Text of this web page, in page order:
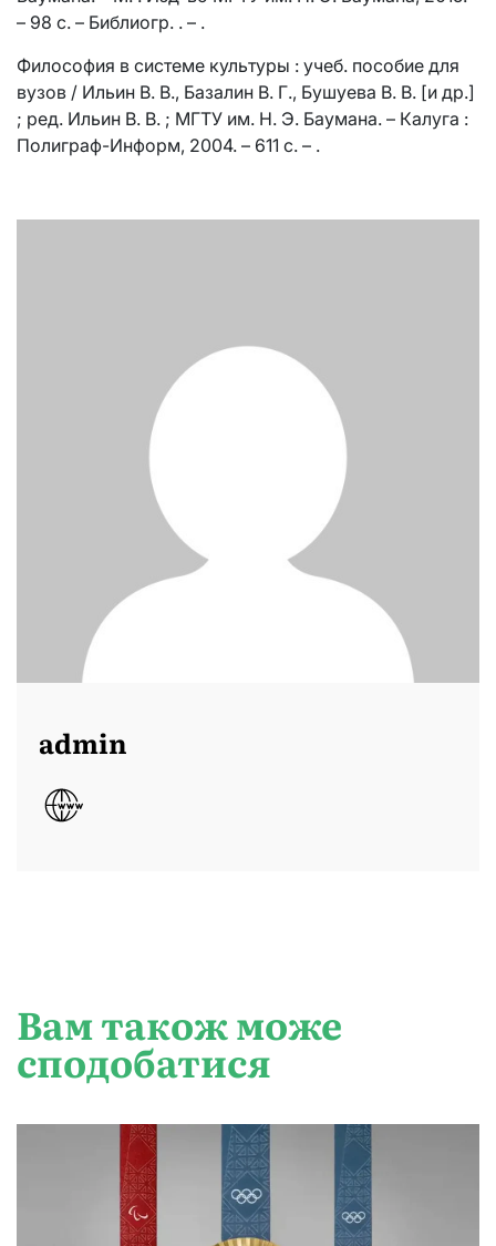
– 98 с. – Библиогр. . – .
Философия в системе культуры : учеб. пособие для
вузов / Ильин В. В., Базалин В. Г., Бушуева В. В. [и др.]
; ред. Ильин В. В. ; МГТУ им. Н. Э. Баумана. – Калуга :
Полиграф-Информ, 2004. – 611 с. – .
admin
Вам також може
сподобатися